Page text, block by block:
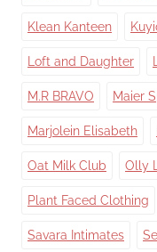
Klean Kanteen
Loft and Daughter
M.R BRAVO Maier
Marjolein Elisabeth
Oat Milk Club Olly
Plant Faced Clothing
Savara Intimates